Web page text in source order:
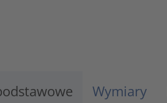
Wymiary